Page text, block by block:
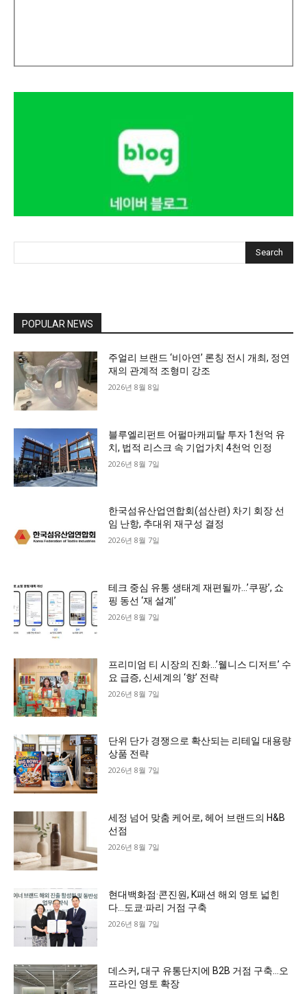
Search
POPULAR NEWS
주얼리 브랜드 ‘비아연’ 론칭 전시 개최, 정연
재의 관계적 조형미 강조
2026년 8월 8일
블루엘리펀트 어펄마캐피탈 투자 1천억 유
치, 법적 리스크 속 기업가치 4천억 인정
2026년 8월 7일
한국섬유산업연합회(섬산련) 차기 회장 선
임 난항, 추대위 재구성 결정
2026년 8월 7일
테크 중심 유통 생태계 재편될까…’쿠팡’, 쇼
핑 동선 ‘재 설계’
2026년 8월 7일
프리미엄 티 시장의 진화…’웰니스 디저트’ 수
요 급증, 신세계의 ‘향’ 전략
2026년 8월 7일
단위 단가 경쟁으로 확산되는 리테일 대용량
상품 전략
2026년 8월 7일
세정 넘어 맞춤 케어로, 헤어 브랜드의 H&B
선점
2026년 8월 7일
현대백화점·콘진원, K패션 해외 영토 넓힌
다…도쿄·파리 거점 구축
2026년 8월 7일
데스커, 대구 유통단지에 B2B 거점 구축…오
프라인 영토 확장